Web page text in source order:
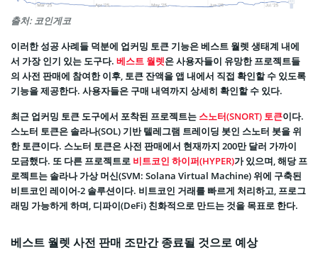
출처: 코인게코
이러한 성공 사례들 덕분에 업커밍 토큰 기능은 베스트 월렛 생태계 내에
서 가장 인기 있는 도구다. 베스트 월렛은 사용자들이 유망한 프로젝트들
의 사전 판매에 참여한 이후, 토큰 잔액을 앱 내에서 직접 확인할 수 있도록
기능을 제공한다. 사용자들은 구매 내역까지 상세히 확인할 수 있다.
최근 업커밍 토큰 도구에서 포착된 프로젝트는 스노터(SNORT) 토큰이다.
스노터 토큰은 솔라나(SOL) 기반 텔레그램 트레이딩 봇인 스노터 봇을 위
한 토큰이다. 스노터 토큰은 사전 판매에서 현재까지 200만 달러 가까이
모금했다. 또 다른 프로젝트로 비트코인 하이퍼(HYPER)가 있으며, 해당 프
로젝트는 솔라나 가상 머신(SVM: Solana Virtual Machine) 위에 구축된
비트코인 레이어-2 솔루션이다. 비트코인 거래를 빠르게 처리하고, 프로그
래밍 가능하게 하며, 디파이(DeFi) 친화적으로 만드는 것을 목표로 한다.
베스트 월렛 사전 판매 조만간 종료될 것으로 예상